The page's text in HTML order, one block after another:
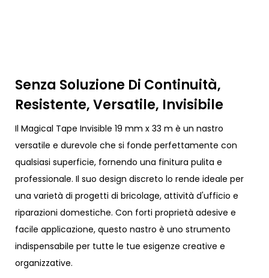
Senza Soluzione Di Continuità,
Resistente, Versatile, Invisibile
Il Magical Tape Invisible 19 mm x 33 m è un nastro
versatile e durevole che si fonde perfettamente con
qualsiasi superficie, fornendo una finitura pulita e
professionale. Il suo design discreto lo rende ideale per
una varietà di progetti di bricolage, attività d'ufficio e
riparazioni domestiche. Con forti proprietà adesive e
facile applicazione, questo nastro è uno strumento
indispensabile per tutte le tue esigenze creative e
organizzative.